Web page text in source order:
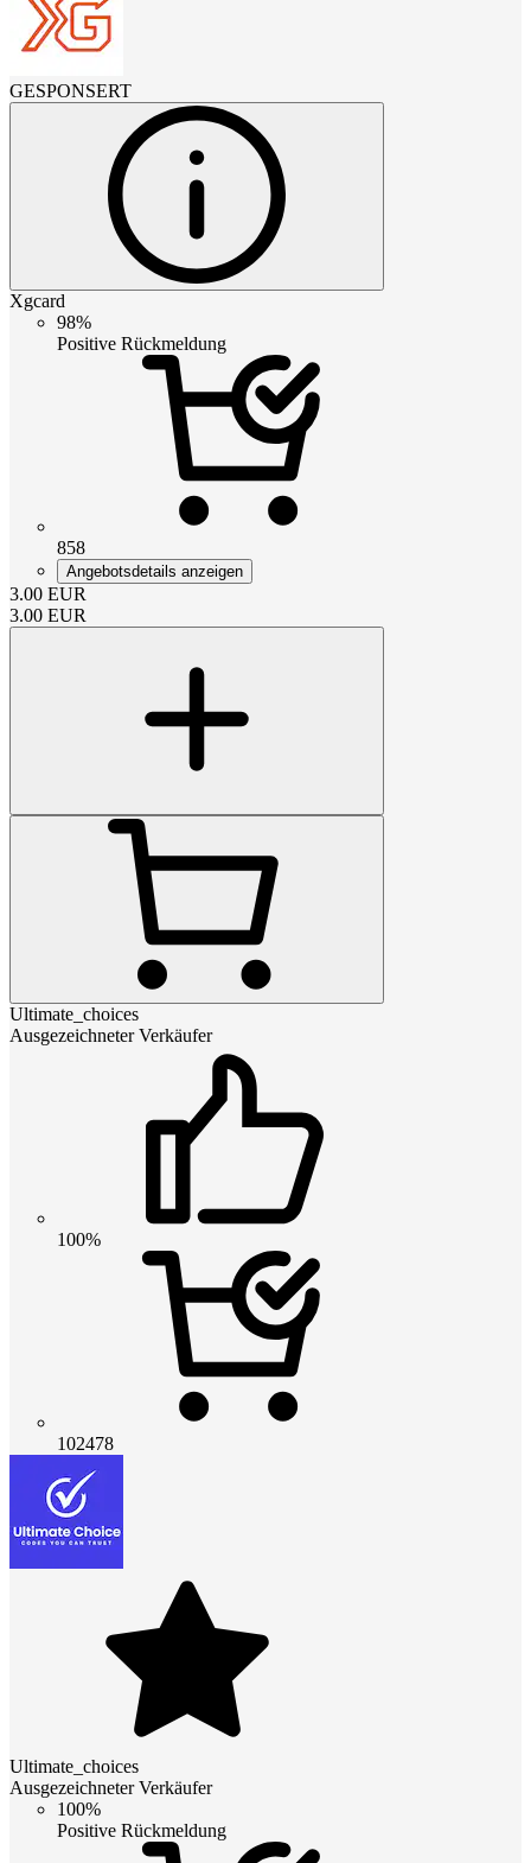
GESPONSERT
Xgcard
98%
Positive Rückmeldung
858
Angebotsdetails anzeigen
3.00 EUR
3.00 EUR
Ultimate_choices
Ausgezeichneter Verkäufer
100%
102478
Ultimate_choices
Ausgezeichneter Verkäufer
100%
Positive Rückmeldung